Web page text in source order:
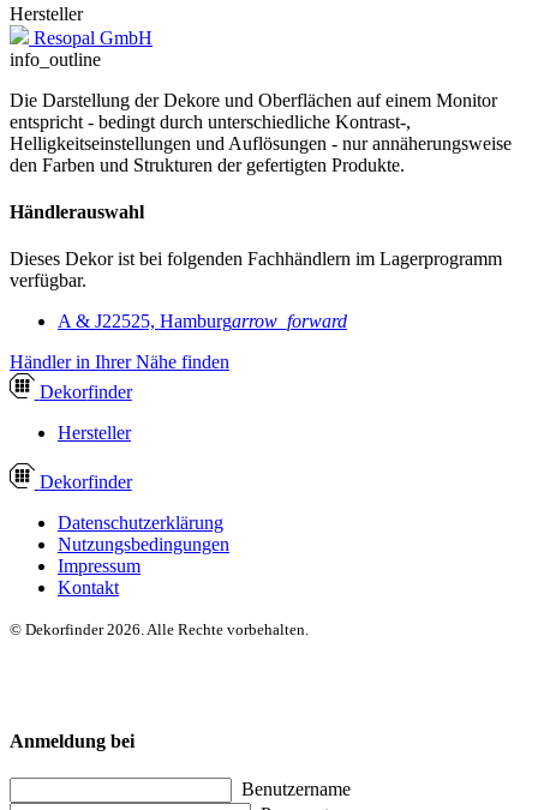
Hersteller
Resopal GmbH
info_outline
Die Darstellung der Dekore und Oberflächen auf einem Monitor
entspricht - bedingt durch unterschiedliche Kontrast-,
Helligkeitseinstellungen und Auflösungen - nur annäherungsweise
den Farben und Strukturen der gefertigten Produkte.
Händlerauswahl
Dieses Dekor ist bei folgenden Fachhändlern im Lagerprogramm
verfügbar.
A & J22525, Hamburgarrow_forward
Händler in Ihrer Nähe finden
Dekorfinder
Hersteller
Dekorfinder
Datenschutzerklärung
Nutzungsbedingungen
Impressum
Kontakt
© Dekorfinder 2026. Alle Rechte vorbehalten.
Anmeldung bei
Benutzername